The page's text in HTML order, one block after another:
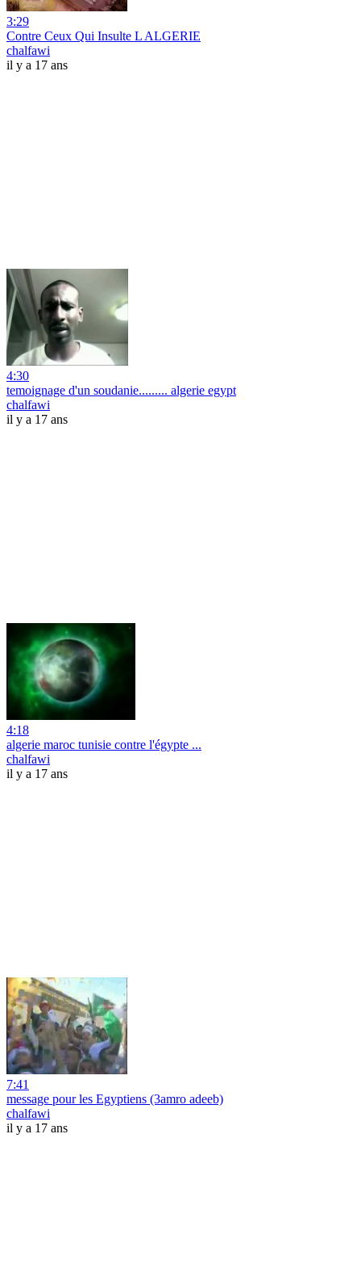
3:29
Contre Ceux Qui Insulte L ALGERIE
chalfawi
il y a 17 ans
4:30
temoignage d'un soudanie......... algerie egypt
chalfawi
il y a 17 ans
4:18
algerie maroc tunisie contre l'égypte ...
chalfawi
il y a 17 ans
7:41
message pour les Egyptiens (3amro adeeb)
chalfawi
il y a 17 ans